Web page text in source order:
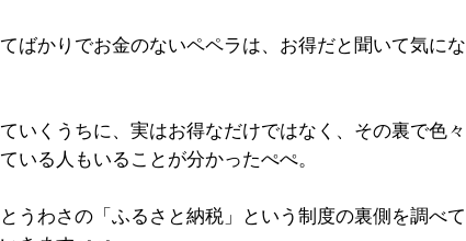
ばかりでお金のないペペラは、お得だと聞いて気にな
いくうちに、実はお得なだけではなく、その裏で色々
いる人もいることが分かったぺぺ。
うわさの「ふるさと納税」という制度の裏側を調べて